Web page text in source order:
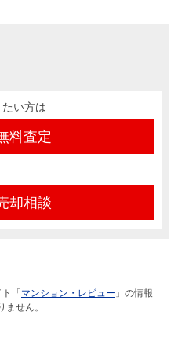
い方は
料査定
却相談
「 マンション・レビュー 」の情報
せん。